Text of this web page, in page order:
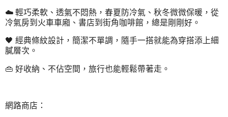
☁️ 輕巧柔軟、透氣不悶熱，春夏防冷氣、秋冬微微保暖，從
冷氣房到火車車廂、書店到街角咖啡館，總是剛剛好。
🖤 經典條紋設計，簡潔不單調，隨手一搭就能為穿搭添上細
膩層次。
👜 好收納、不佔空間，旅行也能輕鬆帶著走。
網路商店：